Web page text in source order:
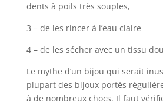
dents à poils très souples,
3 – de les rincer à l’eau claire
4 – de les sécher avec un tissu
Le mythe d’un bijou qui serait
plupart des bijoux portés
à de nombreux chocs. Il faut